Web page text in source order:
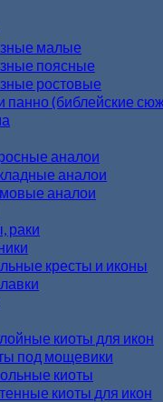
малые
поясные
ростовые
панно (библейские
аналои
аналои
аналои
раки
кресты и иконы
киоты для икон
под мощевики
киоты
киоты для икон